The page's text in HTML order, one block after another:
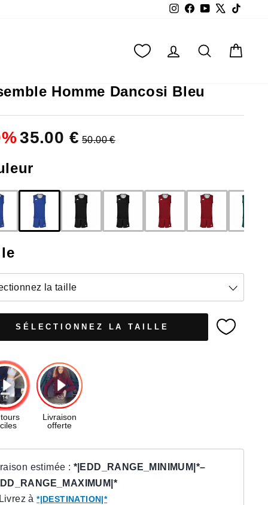
Instagram
Facebook
YouTube
SE CONNECTER
Homme Dancosi Bleu
%35.00 € 50.00 €
la taille
SÉLECTIONNEZ LA TAILLE